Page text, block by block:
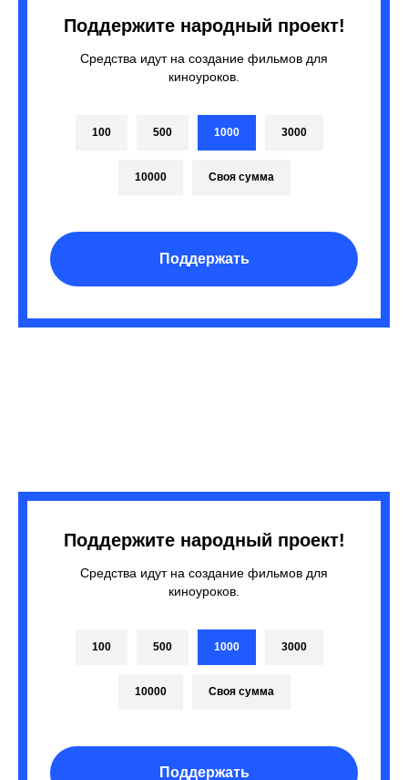
Поддержите народный проект!
Средства идут на создание фильмов для
киноуроков.
100 500 1000 3000
10000 Своя сумма
Поддержать
Поддержите народный проект!
Средства идут на создание фильмов для
киноуроков.
100 500 1000 3000
10000 Своя сумма
Поддержать